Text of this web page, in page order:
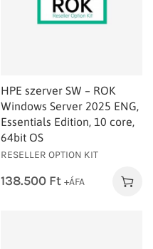
HPE szerver SW – ROK
Windows Server 2025 ENG,
Essentials Edition, 10 core,
64bit OS
RESELLER OPTION KIT
138.500 Ft +ÁFA